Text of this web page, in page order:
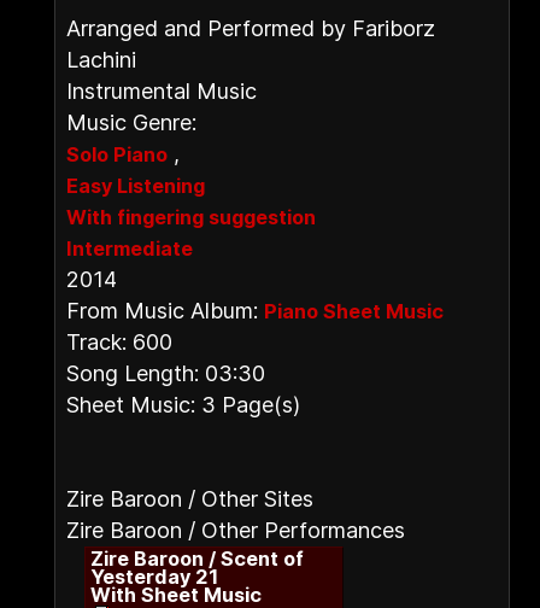
Arranged and Performed by Fariborz
Lachini
Instrumental Music
Music Genre:
Solo Piano ,
Easy Listening
With fingering suggestion
Intermediate
2014
From Music Album: Piano Sheet Music
Track: 600
Song Length: 03:30
Sheet Music: 3 Page(s)
Zire Baroon / Other Sites
Zire Baroon / Other Performances
Zire Baroon / Scent of
Yesterday 21
With Sheet Music